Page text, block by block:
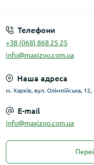
Телефони
+38 (068) 868 25 25
info@maxizoo.com.ua
Наша адреса
м. Харків, вул. Олімпійська,
E-mail
info@maxizoo.com.ua